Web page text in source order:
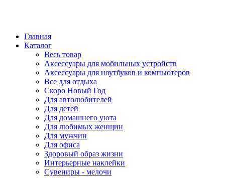
Главная
Каталог
Весь товар
Аксессуары для мобильных устройств
Аксессуары для ноутбуков и компьютеров
Все для отдыха
Скоро Новый Год
Для автолюбителей
Для детей
Для домашнего уюта
Для любимых женщин
Для мужчин
Для офиса
Здоровый образ жизни
Интерьерные наклейки
Сувениры - мелочи